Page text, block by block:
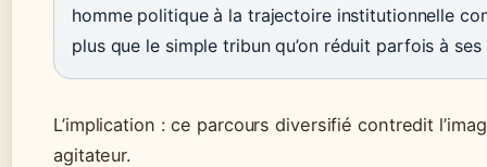
homme politique à la trajectoire institutionnelle
plus que le simple tribun qu’on réduit parfois à ses
L’implication : ce parcours diversifié contredit
agitateur.